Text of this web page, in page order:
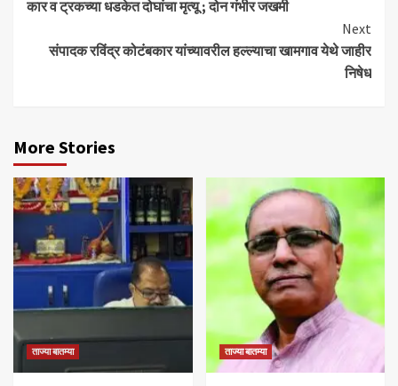
Reading
कार व ट्रकच्या धडकेत दोघांचा मृत्यू ; दोन गंभीर जखमी
Next
संपादक रविंद्र कोटंबकार यांच्यावरील हल्ल्याचा खामगाव येथे जाहीर
निषेध
More Stories
ताज्या बातम्या ताज्या बातम्या